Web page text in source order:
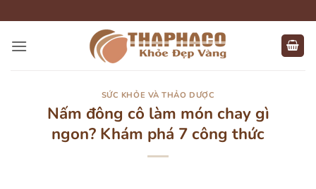
qua
nội
SỨC KHỎE VÀ THẢO DƯỢC
Nấm đông cô làm món chay gì
ngon? Khám phá 7 công thức